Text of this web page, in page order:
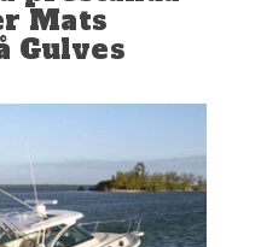
Mats
Gulves